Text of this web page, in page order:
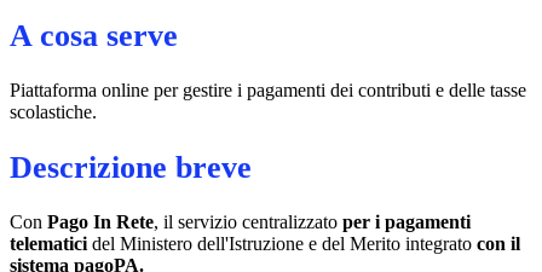
A cosa serve
Piattaforma online per gestire i pagamenti dei contributi e delle tasse
scolastiche.
Descrizione breve
Con Pago In Rete, il servizio centralizzato per i pagamenti
telematici del Ministero dell'Istruzione e del Merito integrato con il
sistema pagoPA.